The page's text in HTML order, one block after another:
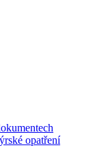
opatření